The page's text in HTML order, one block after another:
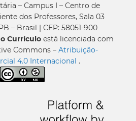
– Campus I – Centro de
dos Professores, Sala 03
– Brasil | CEP: 58051-900
Currículo está licenciada com
Commons – Atribuição-
4.0 Internacional .